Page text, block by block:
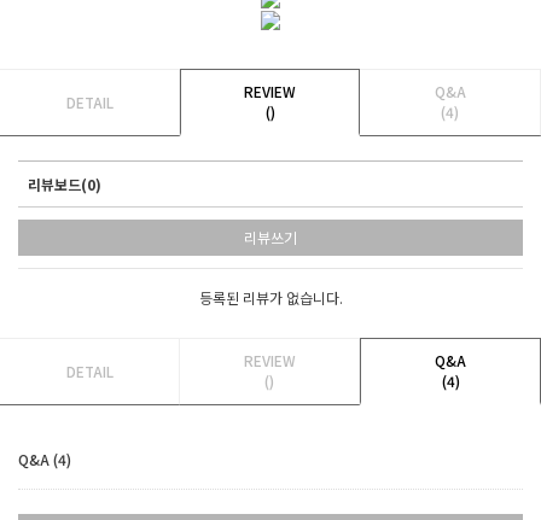
DETAIL
REVIEW
()
Q&A
(4)
리뷰보드(0)
리뷰쓰기
등록된 리뷰가 없습니다.
DETAIL
REVIEW
()
Q&A
(4)
Q&A (4)